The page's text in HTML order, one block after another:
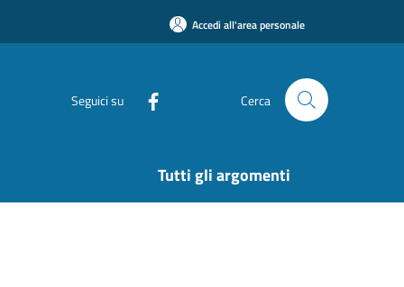
Accedi all'area personale
Seguici su Cerca
Tutti gli argomenti